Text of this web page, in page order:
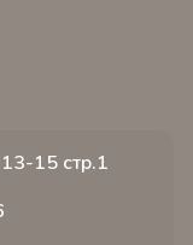
15 стр.1